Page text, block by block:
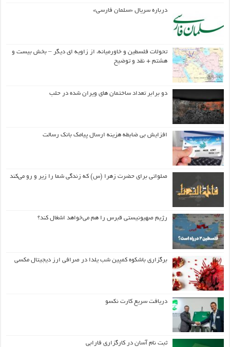
درباره سریال «سلمان فارسی»
تحولات فلسطین و خاورمیانه، از زاویه ای دیگر – بخش بیست و
هشتم + نقد و توضیح
دو برابر تعداد ساختمان های ویران شده در حلب
افزایش بی ضابطه هزینه ارسال پیامک بانک رسالت
صلواتی برای حضرت زهرا (س) که زندگی شما را زیر و رو می‌کند
رژیم صهیونیستی قبرس را هم می‌خواهد اشغال کند؟
برگزاری باشکوه کمپین شب یلدا در صرافی ارز دیجیتال مکسی
دریافت سریع کارت نکسو
ثبت نام آسان در کارگزاری فارابی